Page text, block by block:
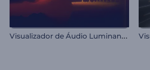
V
isualizador de Áudio Luminance